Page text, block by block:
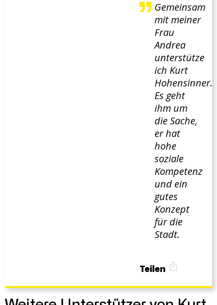
Gemeinsam
mit meiner
Frau
Andrea
unterstütze
ich Kurt
Hohensinner.
Es geht
ihm um
die Sache,
er hat
hohe
soziale
Kompetenz
und ein
gutes
Konzept
für die
Stadt.
Teilen